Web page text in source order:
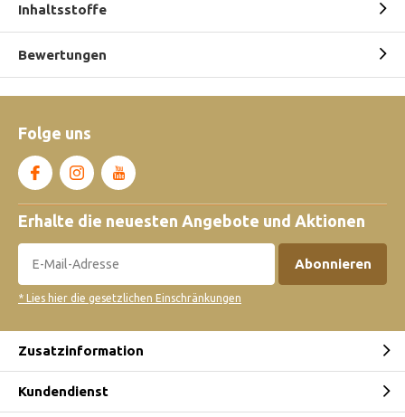
Inhaltsstoffe
Bewertungen
Folge uns
Erhalte die neuesten Angebote und Aktionen
Abonnieren
* Lies hier die gesetzlichen Einschränkungen
Zusatzinformation
Kundendienst